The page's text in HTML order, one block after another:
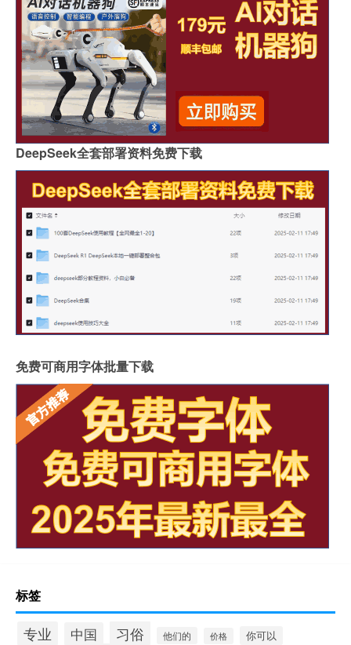
DeepSeek全套部署资料免费下载
免费可商用字体批量下载
标签
专业 中国 习俗 他们的 价格 你可以